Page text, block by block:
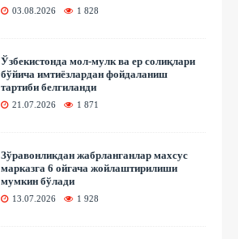
03.08.2026 1 828
Ўзбекистонда мол-мулк ва ер солиқлари
бўйича имтиёзлардан фойдаланиш
тартиби белгиланди
21.07.2026 1 871
Зўравонликдан жабрланганлар махсус
марказга 6 ойгача жойлаштирилиши
мумкин бўлади
13.07.2026 1 928